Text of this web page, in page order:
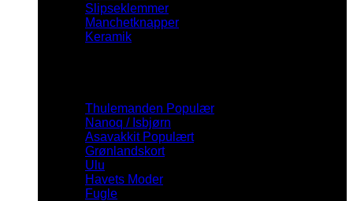
Slipseklemmer
Manchetknapper
Keramik
Thulemanden
Nanoq / Isbjørn
Asavakkit
Grønlandskort
Ulu
Havets Moder
Fugle